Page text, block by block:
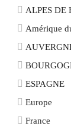
ALPES DE
Amérique
ESPAGNE
Europe
France